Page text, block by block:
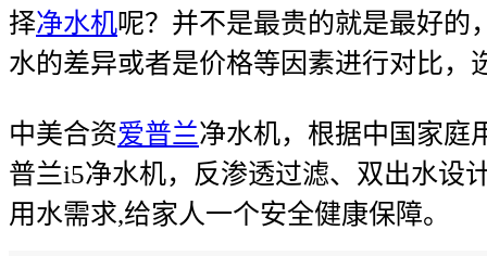
择净水机呢？并不是最贵的就是最好的
水的差异或者是价格等因素进行对比，
中美合资爱普兰净水机，根据中国家庭
普兰i5净水机，反渗透过滤、双出水设
用水需求,给家人一个安全健康保障。